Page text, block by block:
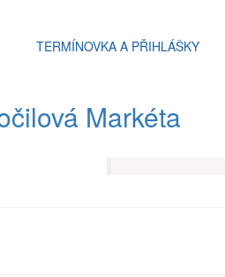
TERMÍNOVKA A PŘIHLÁŠKY
Markéta